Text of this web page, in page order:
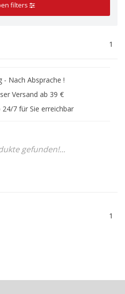
filters
1
- Nach Absprache !
Versand ab 39 €
7 für Sie erreichbar
gefunden!...
1